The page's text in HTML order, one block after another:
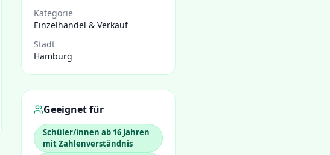
Kategorie
Einzelhandel & Verkauf
Stadt
Hamburg
Geeignet für
Schüler/innen ab 16 Jahren
mit Zahlenverständnis